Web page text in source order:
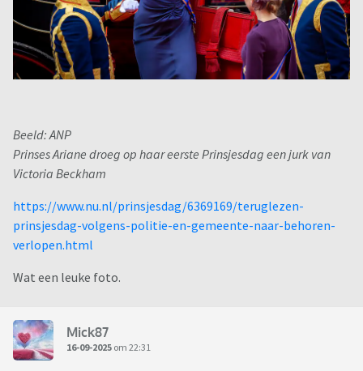
Beeld: ANP
Prinses Ariane droeg op haar eerste Prinsjesdag een jurk van
Victoria Beckham
https://www.nu.nl/prinsjesdag/6369169/teruglezen-
prinsjesdag-volgens-politie-en-gemeente-naar-behoren-
verlopen.html
Wat een leuke foto.
Mick87
16-09-2025 om 22:31